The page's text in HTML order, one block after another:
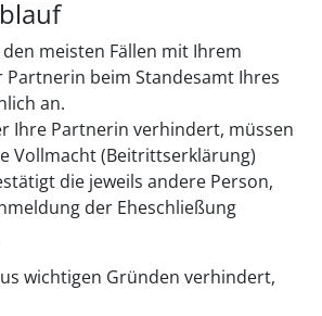
meisten Fällen mit Ihrem
beim Standesamt Ihres
an.
Ihre Partnerin verhindert, müssen
Vollmacht (Beitrittserklärung)
die jeweils andere Person,
der Eheschließung
wichtigen Gründen verhindert,